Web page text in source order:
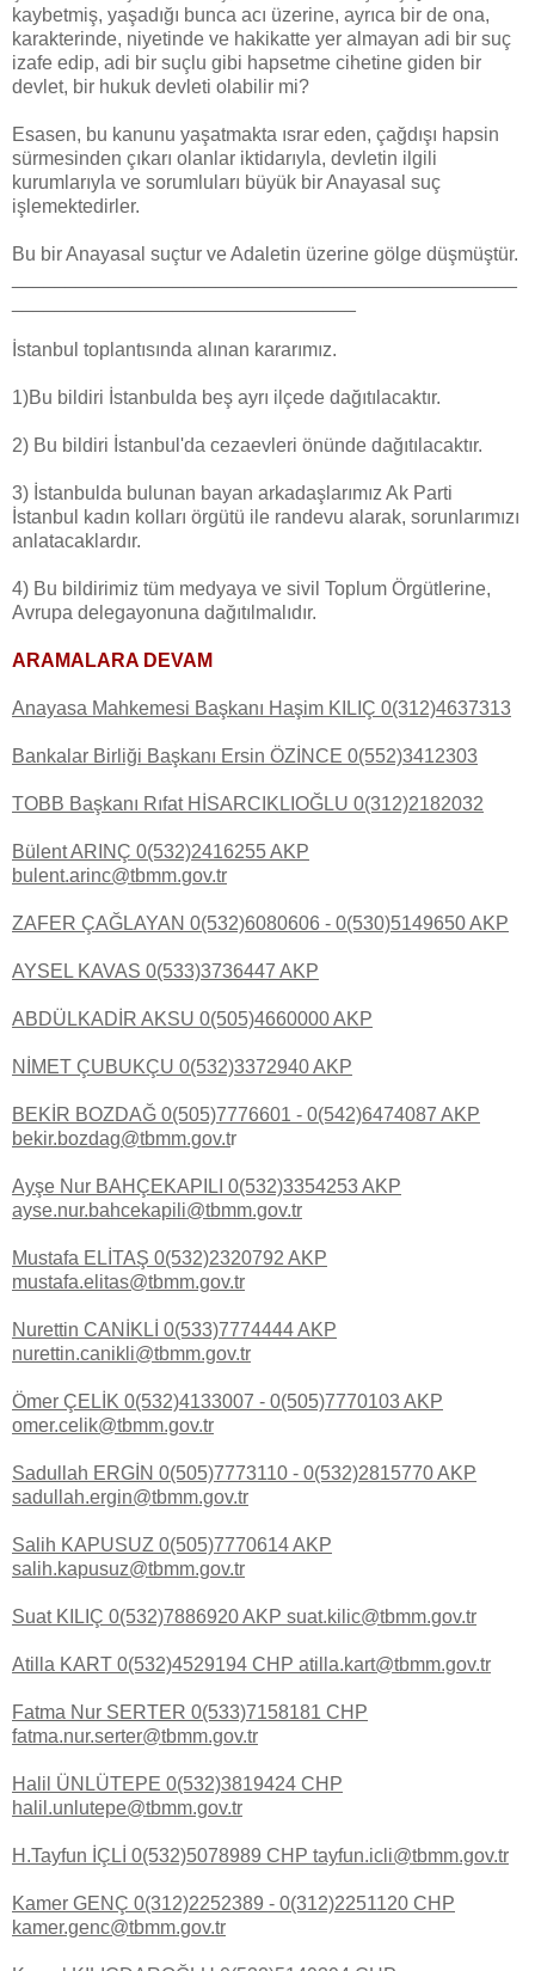
kaybetmiş, yaşadığı bunca acı üzerine, ayrıca bir de ona,
karakterinde, niyetinde ve hakikatte yer almayan adi bir suç
izafe edip, adi bir suçlu gibi hapsetme cihetine giden bir
devlet, bir hukuk devleti olabilir mi?
Esasen, bu kanunu yaşatmakta ısrar eden, çağdışı hapsin
sürmesinden çıkarı olanlar iktidarıyla, devletin ilgili
kurumlarıyla ve sorumluları büyük bir Anayasal suç
işlemektedirler.
Bu bir Anayasal suçtur ve Adaletin üzerine gölge düşmüştür.
İstanbul toplantısında alınan kararımız.
1)Bu bildiri İstanbulda beş ayrı ilçede dağıtılacaktır.
2) Bu bildiri İstanbul'da cezaevleri önünde dağıtılacaktır.
3) İstanbulda bulunan bayan arkadaşlarımız Ak Parti
İstanbul kadın kolları örgütü ile randevu alarak, sorunlarımızı
anlatacaklardır.
4) Bu bildirimiz tüm medyaya ve sivil Toplum Örgütlerine,
Avrupa delegayonuna dağıtılmalıdır.
ARAMALARA DEVAM
Anayasa Mahkemesi Başkanı Haşim KILIÇ 0(312)4637313
Bankalar Birliği Başkanı Ersin ÖZİNCE 0(552)3412303
TOBB Başkanı Rıfat HİSARCIKLIOĞLU 0(312)2182032
Bülent ARINÇ 0(532)2416255 AKP
bulent.arinc@tbmm.gov.tr
ZAFER ÇAĞLAYAN 0(532)6080606 - 0(530)5149650 AKP
AYSEL KAVAS 0(533)3736447 AKP
ABDÜLKADİR AKSU 0(505)4660000 AKP
NİMET ÇUBUKÇU 0(532)3372940 AKP
BEKİR BOZDAĞ 0(505)7776601 - 0(542)6474087 AKP
bekir.bozdag@tbmm.gov.tr
Ayşe Nur BAHÇEKAPILI 0(532)3354253 AKP
ayse.nur.bahcekapili@tbmm.gov.tr
Mustafa ELİTAŞ 0(532)2320792 AKP
mustafa.elitas@tbmm.gov.tr
Nurettin CANİKLİ 0(533)7774444 AKP
nurettin.canikli@tbmm.gov.tr
Ömer ÇELİK 0(532)4133007 - 0(505)7770103 AKP
omer.celik@tbmm.gov.tr
Sadullah ERGİN 0(505)7773110 - 0(532)2815770 AKP
sadullah.ergin@tbmm.gov.tr
Salih KAPUSUZ 0(505)7770614 AKP
salih.kapusuz@tbmm.gov.tr
Suat KILIÇ 0(532)7886920 AKP suat.kilic@tbmm.gov.tr
Atilla KART 0(532)4529194 CHP atilla.kart@tbmm.gov.tr
Fatma Nur SERTER 0(533)7158181 CHP
fatma.nur.serter@tbmm.gov.tr
Halil ÜNLÜTEPE 0(532)3819424 CHP
halil.unlutepe@tbmm.gov.tr
H.Tayfun İÇLİ 0(532)5078989 CHP tayfun.icli@tbmm.gov.tr
Kamer GENÇ 0(312)2252389 - 0(312)2251120 CHP
kamer.genc@tbmm.gov.tr